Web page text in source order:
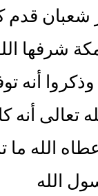
قدم
شرفها
أنه
تعالى
الله
الله